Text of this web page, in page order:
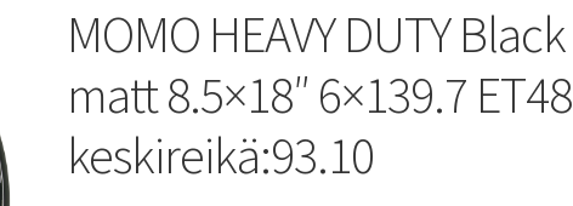
MOMO HEAVY DUTY Black
matt 8.5×18″ 6×139.7 ET48
keskireikä:93.10